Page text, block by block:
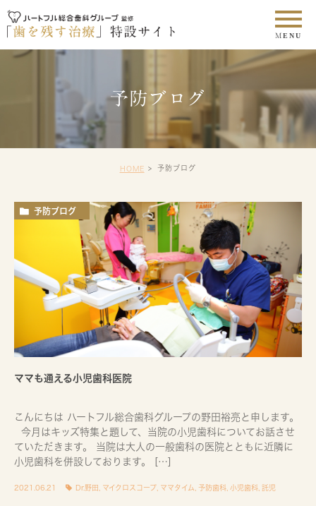
予防ブログ
HOME 予防ブログ
予防ブログ
ママも通える小児歯科医院
こんにちは ハートフル総合歯科グループの野田裕亮と申します。
今月はキッズ特集と題して、当院の小児歯科についてお話させ
ていただきます。 当院は大人の一般歯科の医院とともに近隣に
小児歯科を併設しております。 […]
2021.06.21 Dr.野田 マイクロスコープ ママタイム 予防歯科 小児歯科 託児